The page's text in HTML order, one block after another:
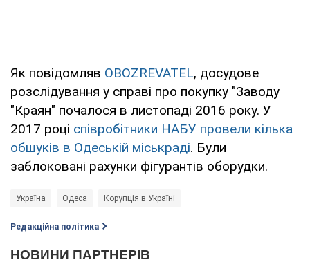
Як повідомляв OBOZREVATEL, досудове
розслідування у справі про покупку "Заводу
"Краян" почалося в листопаді 2016 року. У
2017 році співробітники НАБУ провели кілька
обшуків в Одеській міськраді. Були
заблоковані рахунки фігурантів оборудки.
Україна Одеса Корупція в Україні
Редакційна політика